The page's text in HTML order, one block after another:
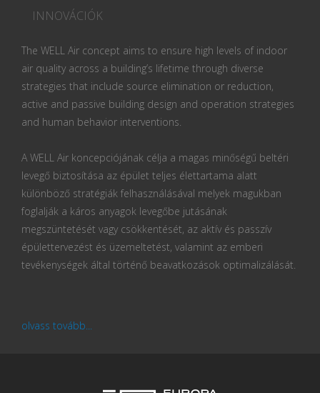
INNOVÁCIÓK
The WELL Air concept aims to ensure high levels of indoor
air quality across a building’s lifetime through diverse
strategies that include source elimination or reduction,
active and passive building design and operation strategies
and human behavior interventions.
A WELL Air koncepciójának célja a magas minőségű beltéri
levegő biztosítása az épület teljes élettartama alatt
különböző stratégiák felhasználásával melyek magukban
foglalják a káros anyagok levegőbe jutásának
megszüntetését vagy csökkentését, az aktív és passzív
épülettervezést és üzemeltetést, valamint az emberi
tevékenységek által történő beavatkozások optimalizálását.
olvass tovább...